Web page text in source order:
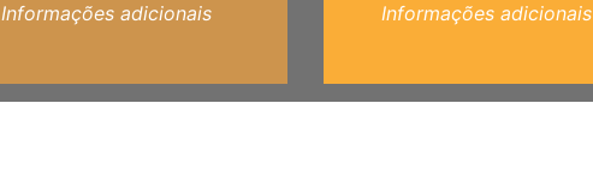
Informações adicionais Informações adicionais